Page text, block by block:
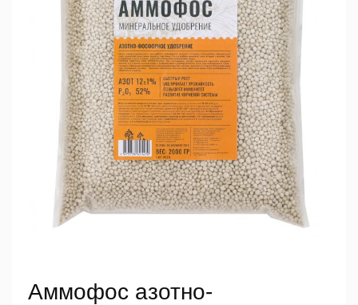
Аммофос азотно-